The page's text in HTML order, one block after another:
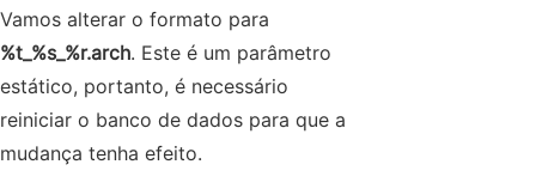
Vamos alterar o formato para
%t_%s_%r.arch. Este é um parâmetro
estático, portanto, é necessário
reiniciar o banco de dados para que a
mudança tenha efeito.